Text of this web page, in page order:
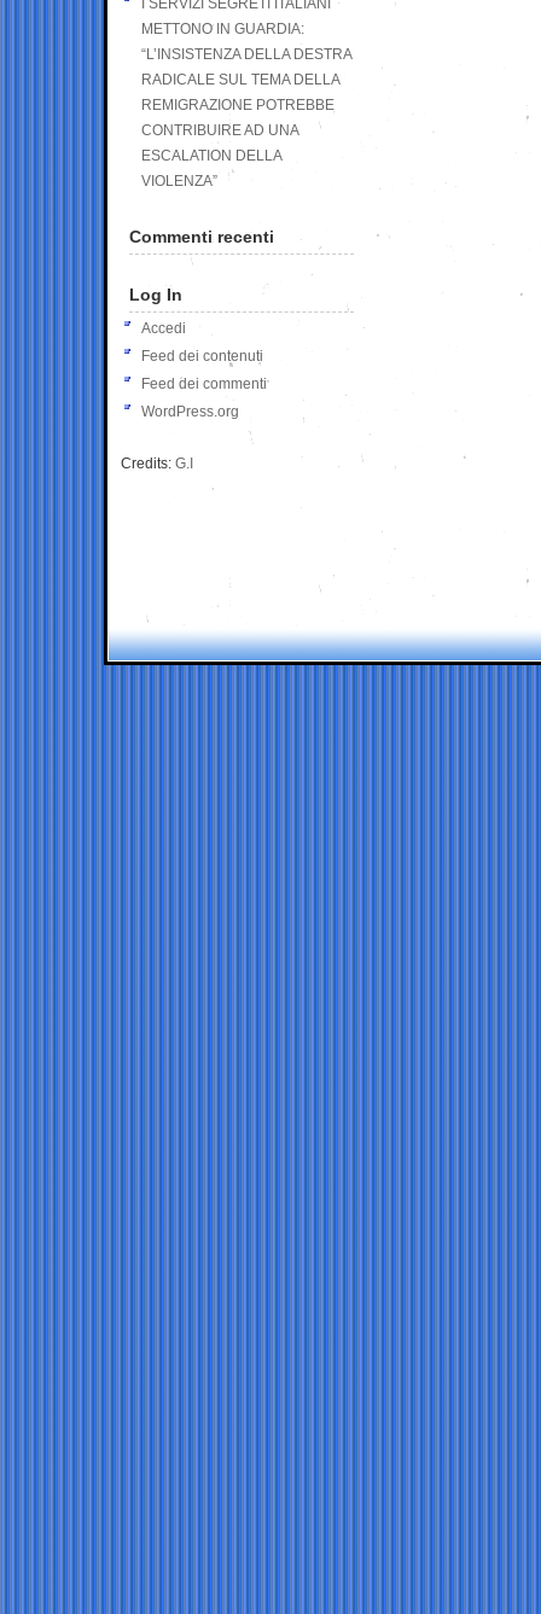
I SERVIZI SEGRETI ITALIANI
METTONO IN GUARDIA:
“L’INSISTENZA DELLA DESTRA
RADICALE SUL TEMA DELLA
REMIGRAZIONE POTREBBE
CONTRIBUIRE AD UNA
ESCALATION DELLA
VIOLENZA”
Commenti recenti
Log In
Accedi
Feed dei contenuti
Feed dei commenti
WordPress.org
Credits: G.I